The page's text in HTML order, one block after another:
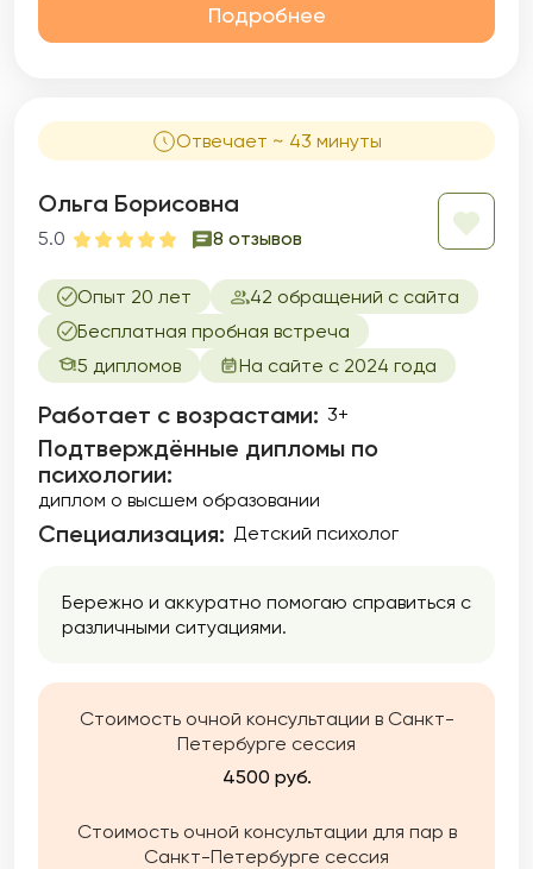
Подробнее
Отвечает ~ 43 минуты
Ольга Борисовна
5.0 8 отзывов
Опыт 20 лет
42 обращений с сайта
Бесплатная пробная встреча
5 дипломов
На сайте с 2024 года
Работает с возрастами: 3+
Подтверждённые дипломы по
психологии:
диплом о высшем образовании
Специализация: Детский психолог
Бережно и аккуратно помогаю справиться с
различными ситуациями.
Стоимость очной консультации в Санкт-
Петербурге сессия
4500 руб.
Стоимость очной консультации для пар в
Санкт-Петербурге сессия